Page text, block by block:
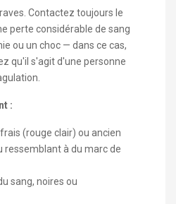
Contactez toujours le
perte considérable de sang
ou un choc — dans ce cas,
qu'il s'agit d'une personne
:
(rouge clair) ou ancien
ressemblant à du marc de
sang, noires ou